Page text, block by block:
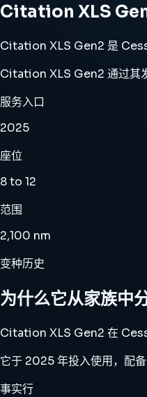
Citation XLS
Citation XLS Gen2 是
Citation XLS Gen2 通过其
服务入口
2025
座位
8 to 12
范围
2,100 nm
变种历史
为什么它从家族中
Citation XLS Gen2 在
它于 2025 年投入使用，配
事实行